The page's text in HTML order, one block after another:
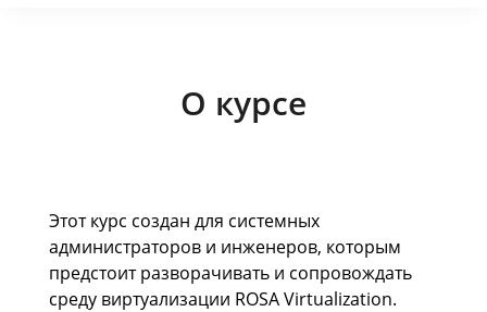
О курсе
Этот курс создан для системных
администраторов и инженеров, которым
предстоит разворачивать и сопровождать
среду виртуализации ROSA Virtualization.